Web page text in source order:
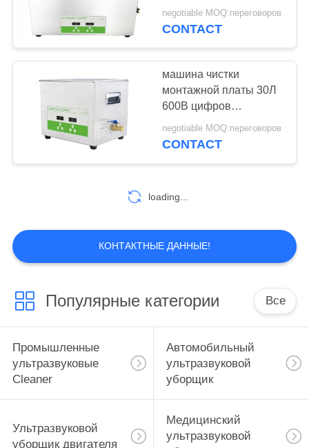
Ультразвуковые
Cleaner гольф-клуб
16
ультразвуковая
чистки
42
Ультразвуковая
машина чистки
фильтра
14
ремонта 30Л с 500В
ультразвуковым
negotiable MOQ:переговоров
CONTACT
машина чистки
монтажной платы 30Л
600В цифров
ультразвуковая с
подогревателем
negotiable MOQ:переговоров
CONTACT
loading...
КОНТАКТНЫЕ ДАННЫЕ!
Популярные категории Все
Промышленные
ультразвуковые
Cleaner
Автомобильный
ультразвуковой
уборщик
Ультразвуковой
уборщик двигателя
Медицинский
ультразвуковой